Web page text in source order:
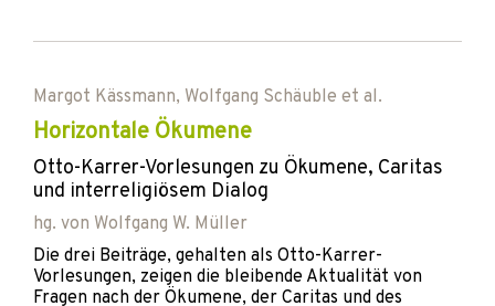
Margot Kässmann, Wolfgang Schäuble et al.
Horizontale Ökumene
Otto-Karrer-Vorlesungen zu Ökumene, Caritas
und interreligiösem Dialog
hg. von Wolfgang W. Müller
Die drei Beiträge, gehalten als Otto-Karrer-
Vorlesungen, zeigen die bleibende Aktualität von
Fragen nach der Ökumene, der Caritas und des